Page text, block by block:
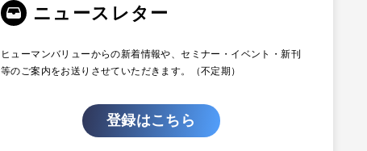
ニュースレター
ヒューマンバリューからの新着情報や、セミナー・イベント・新刊
等のご案内をお送りさせていただきます。（不定期）
登録はこちら